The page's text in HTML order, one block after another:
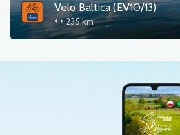
Velo Baltica (EV10/13)
235 km